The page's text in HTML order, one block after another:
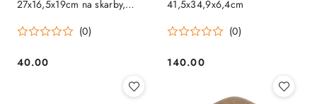
27x16,5x19cm na skarby,
(0)
Cena:
40.00
41,5x34,9x6,4cm
(0)
Cena:
140.00